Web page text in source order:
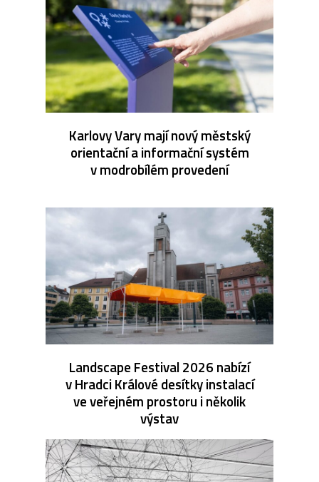
Karlovy Vary mají nový městský
orientační a informační systém
v modrobílém provedení
Landscape Festival 2026 nabízí
v Hradci Králové desítky instalací
ve veřejném prostoru i několik
výstav